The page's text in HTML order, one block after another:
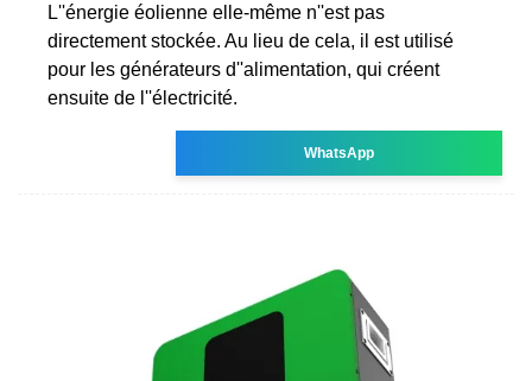
L''énergie éolienne elle-même n''est pas
directement stockée. Au lieu de cela, il est utilisé
pour les générateurs d''alimentation, qui créent
ensuite de l''électricité.
WhatsApp